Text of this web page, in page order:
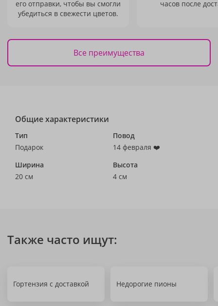
его отправки, чтобы вы смогли
убедиться в свежести цветов.
часов после
Все преимущества
Общие характеристики
Тип
Подарок
Повод
14 февраля ❤️
Ширина
20 см
Высота
4 см
Также часто ищут:
Гортензия с доставкой Недорогие пионы